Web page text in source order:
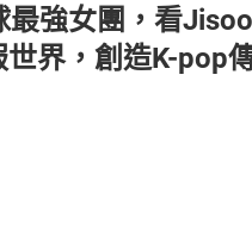
強女團，看Jisoo
界，創造K-pop